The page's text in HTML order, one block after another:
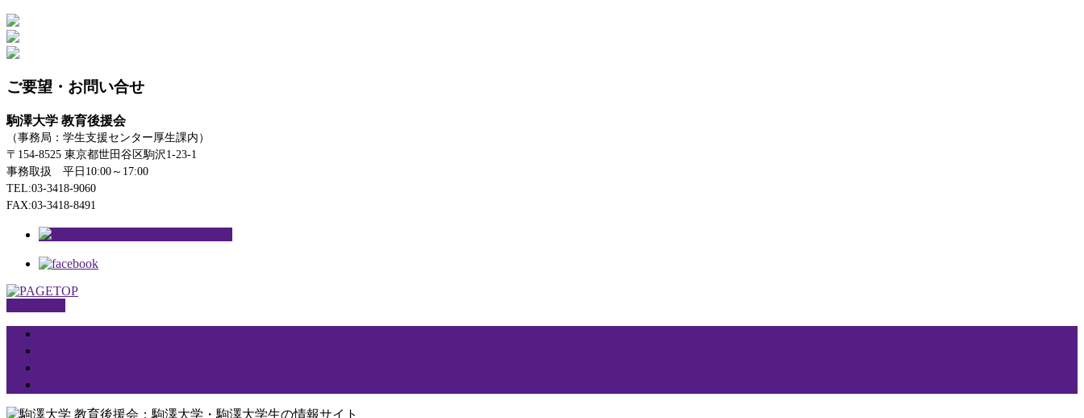
ご要望・お問い合せ
駒澤大学 教育後援会
（事務局：学生支援センター厚生課内）
〒154-8525 東京都世田谷区駒沢1-23-1
事務取扱 平日10:00～17:00
TEL:03-3418-9060
FAX:03-3418-8491